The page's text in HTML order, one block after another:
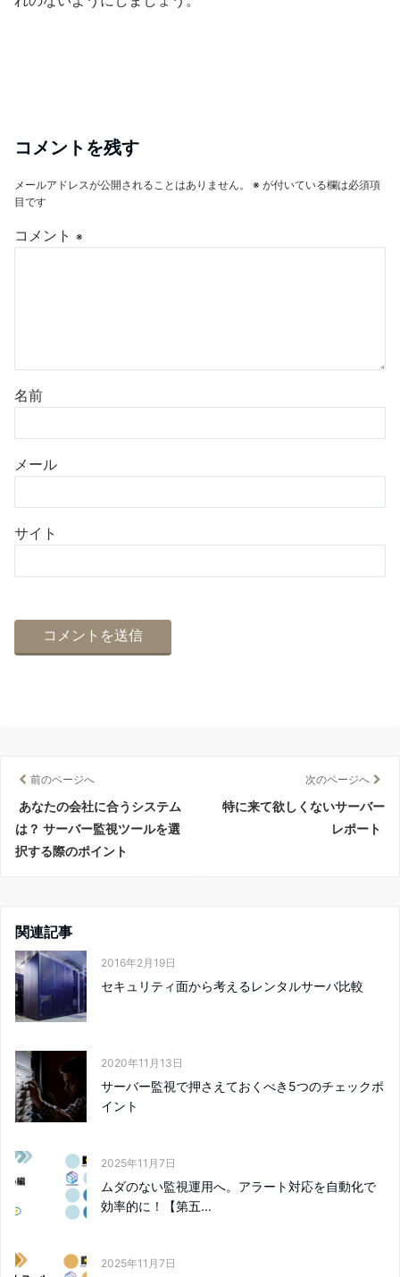
コメントを残す
メールアドレスが公開されることはありません。 ※ が付いている欄は必須項
目です
コメント ※
名前
メール
サイト
前のページへ
あなたの会社に合うシステム
は？ サーバー監視ツールを選
択する際のポイント
次のページへ
特に来て欲しくないサーバー
レポート
関連記事
2016年2月19日
セキュリティ面から考えるレンタルサーバ比較
2020年11月13日
サーバー監視で押さえておくべき5つのチェックポ
イント
2025年11月7日
ムダのない監視運用へ。アラート対応を自動化で
効率的に！【第五...
2025年11月7日